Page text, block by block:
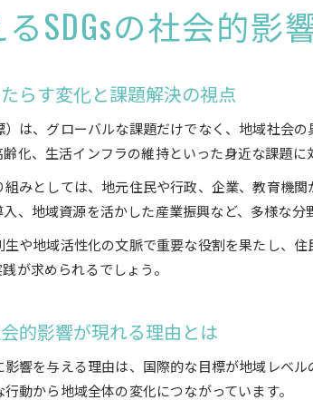
連携を強化す
大井町の
持続可能な地域社
地域社会の成
持続可能性を
SDGs推進が
企業がSDGs
SDGsパート
SDGsの社会的影
らす変化と課題解決の視点
）は、グローバルな課題だけでなく、地域社会
化、生活インフラの維持といった身近な課題に
組みとしては、地元住民や行政、企業、教育機
、地域資源を活かした産業振興など、多様な分
生や地域活性化の文脈で重要な役割を果たし、
が求められるでしょう。
的影響が現れる理由とは
影響を与える理由は、国際的な目標が地域レベ
動から地域全体の変化につながっています。